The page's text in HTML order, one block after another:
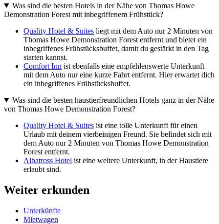
Was sind die besten Hotels in der Nähe von Thomas Howe
Demonstration Forest mit inbegriffenem Frühstück?
Quality Hotel & Suites liegt mit dem Auto nur 2 Minuten von
Thomas Howe Demonstration Forest entfernt und bietet ein
inbegriffenes Frühstücksbuffet, damit du gestärkt in den Tag
starten kannst.
Comfort Inn ist ebenfalls eine empfehlenswerte Unterkunft
mit dem Auto nur eine kurze Fahrt entfernt. Hier erwartet dich
ein inbegriffenes Frühstücksbuffet.
Was sind die besten haustierfreundlichen Hotels ganz in der Nähe
von Thomas Howe Demonstration Forest?
Quality Hotel & Suites ist eine tolle Unterkunft für einen
Urlaub mit deinem vierbeinigen Freund. Sie befindet sich mit
dem Auto nur 2 Minuten von Thomas Howe Demonstration
Forest entfernt.
Albatross Hotel ist eine weitere Unterkunft, in der Haustiere
erlaubt sind.
Weiter erkunden
Unterkünfte
Mietwagen